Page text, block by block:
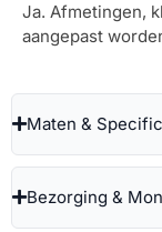
Ja. Afmetingen,
aangepast
Maten &
Bezorging &